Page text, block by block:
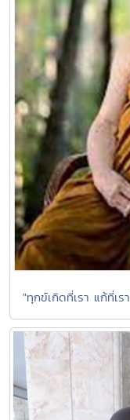
"ทุกข์เกิดที่เรา แก้ที่เ